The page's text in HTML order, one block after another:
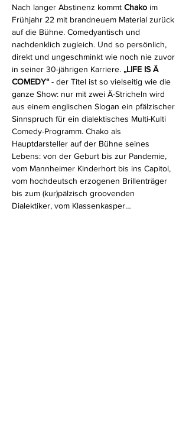
Nach langer Abstinenz kommt Chako im
Frühjahr 22 mit brandneuem Material zurück
auf die Bühne. Comedyantisch und
nachdenklich zugleich. Und so persönlich,
direkt und ungeschminkt wie noch nie zuvor
in seiner 30-jährigen Karriere. „LIFE IS Ä
COMEDY“ - der Titel ist so vielseitig wie die
ganze Show: nur mit zwei Ä-Stricheln wird
aus einem englischen Slogan ein pfälzischer
Sinnspruch für ein dialektisches Multi-Kulti
Comedy-Programm. Chako als
Hauptdarsteller auf der Bühne seines
Lebens: von der Geburt bis zur Pandemie,
vom Mannheimer Kinderhort bis ins Capitol,
vom hochdeutsch erzogenen Brillenträger
bis zum (kur)pälzisch groovenden
Dialektiker, vom Klassenkasper…